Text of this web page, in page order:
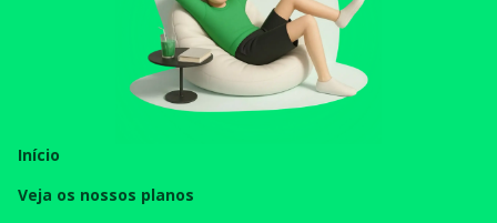
Início
Veja os nossos planos